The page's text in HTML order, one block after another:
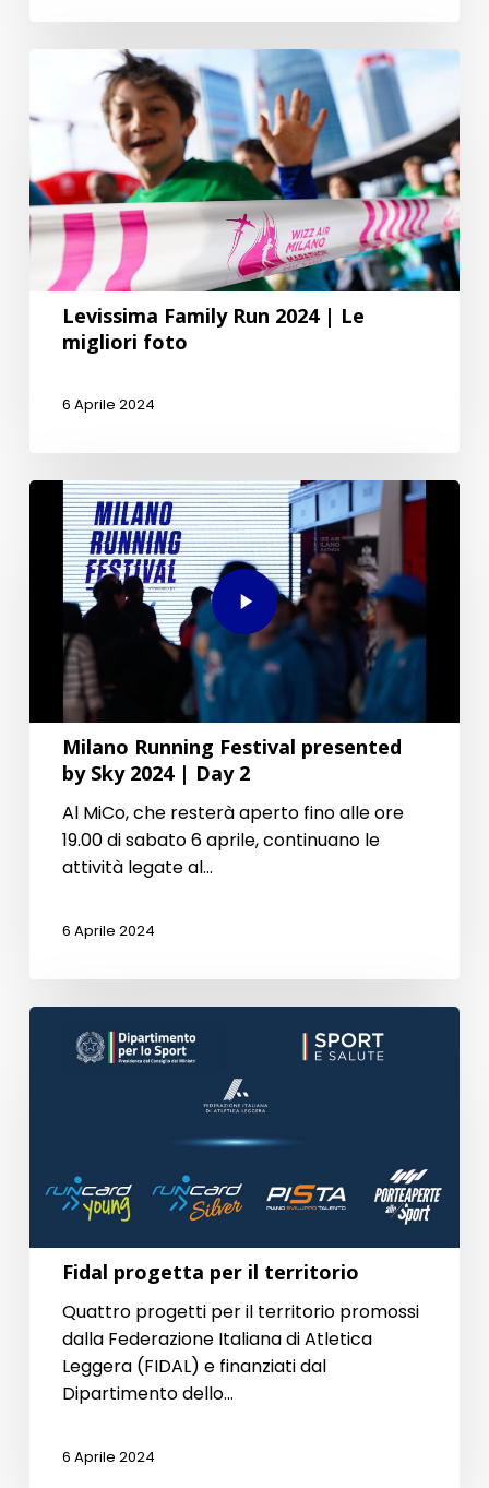
Levissima Family Run 2024 | Le
migliori foto
6 Aprile 2024
Milano Running Festival presented
by Sky 2024 | Day 2
Al MiCo, che resterà aperto fino alle ore
19.00 di sabato 6 aprile, continuano le
attività legate al…
6 Aprile 2024
progetta
Fidal progetta per il territorio
Quattro progetti per il territorio promossi
dalla Federazione Italiana di Atletica
Leggera (FIDAL) e finanziati dal
Dipartimento dello…
6 Aprile 2024